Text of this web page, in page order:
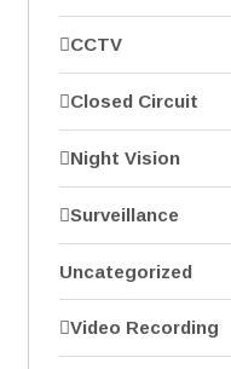
CCTV
Closed Circuit
Night Vision
Surveillance
Uncategorized
Video Recording